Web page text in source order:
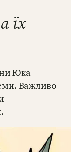
їх
Юка
Важливо